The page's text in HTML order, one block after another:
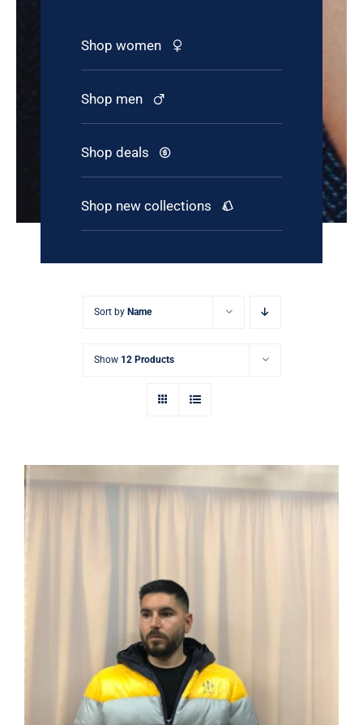
Shop women
Shop men
Shop deals
Shop new collections
Sort by Name
Show 12 Products
ΜΠΟΥΦΑΝ ΜΠ-01 ΕΙΣΑΓΩΓΗΣ
ΟΛΛΑΝΔΙΚΟ